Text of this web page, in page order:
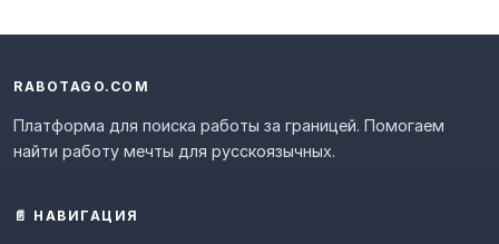
RABOTAGO.COM
Платформа для поиска работы за границей. Помогаем
найти работу мечты для русскоязычных.
📄 НАВИГАЦИЯ